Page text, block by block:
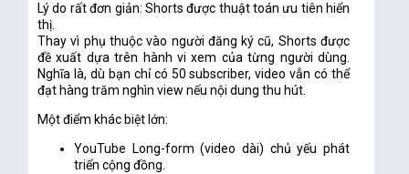
Lý do rất đơn giản: Shorts được thuật toán ưu tiên hiển
thị
Thay vì phụ thuộc vào người đăng ký cũ, Shorts được
đề xuất dựa trên hành vi xem của từng người dùng.
Nghĩa là, dù bạn chỉ có 50 subscriber, video vẫn có thể
đạt hàng trăm nghìn view nếu nội dung thu hút.
Một điểm khác biệt lớn:
YouTube Long-form (video dài) chủ yếu phát
triển cộng đồng.